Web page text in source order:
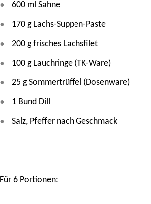
600 ml Sahne
170 g Lachs-Suppen-Paste
200 g frisches Lachsfilet
100 g Lauchringe (TK-Ware)
25 g Sommertrüffel (Dosenware)
1 Bund Dill
Salz, Pfeffer nach Geschmack
Für 6 Portionen: